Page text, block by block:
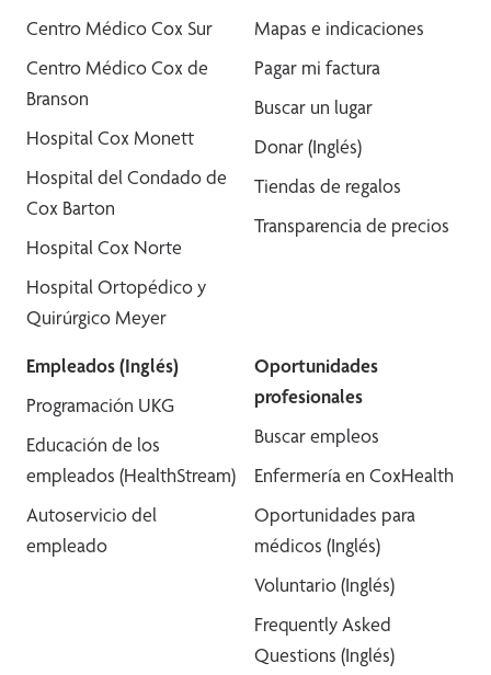
Centro Médico Cox Sur
Centro Médico Cox de
Branson
Hospital Cox Monett
Hospital del Condado de
Cox Barton
Hospital Cox Norte
Hospital Ortopédico y
Quirúrgico Meyer
Mapas e indicaciones
Pagar mi factura
Buscar un lugar
Donar (Inglés)
Tiendas de regalos
Transparencia de precios
Empleados (Inglés)
Programación UKG
Educación de los
empleados (HealthStream)
Autoservicio del
empleado
Oportunidades
profesionales
Buscar empleos
Enfermería en CoxHealth
Oportunidades para
médicos (Inglés)
Voluntario (Inglés)
Frequently Asked
Questions (Inglés)